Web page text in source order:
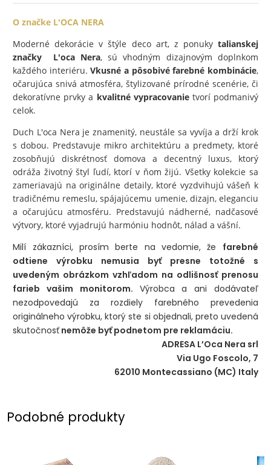
O značke L'OCA NERA
Moderné dekorácie v štýle deco art, z ponuky talianskej
značky L'oca Nera, sú vhodným dizajnovým doplnkom
každého interiéru.Vkusné a pôsobivé farebné kombinácie,
očarujúca snivá atmosféra, štylizované prírodné scenérie, či
dekoratívne prvky a kvalitné vypracovanietvorí podmanivý
celok.
Duch L'oca Nera je znamenitý, neustále sa vyvíja a drží krok
s dobou. Predstavuje mikro architektúru a predmety, ktoré
zosobňujú diskrétnosť domova a decentný luxus, ktorý
odráža životný štyl ľudí, ktorí v ňom žijú. Všetky kolekcie sa
zameriavajú na originálne detaily, ktoré vyzdvihujú vášeň k
tradičnému remeslu, spájajúcemu umenie, dizajn, eleganciu
a očarujúcu atmosféru. Predstavujú nádherné, nadčasové
výtvory, ktoré vyjadrujú harmóniu hodnôt, nálad a vášní.
Milí zákazníci, prosím berte na vedomie, že farebné
odtiene výrobku nemusia byť presne totožné s
uvedeným obrázkom vzhľadom na odlišnosť prenosu
farieb vašim monitorom. Výrobca a ani dodávateľ
nezodpovedajú za rozdiely farebného prevedenia
originálneho výrobku, ktorý ste si objednali, preto uvedená
skutočnosť nemôže byť podnetom pre reklamáciu.
ADRESA L’Oca Nera srl
Via Ugo Foscolo, 7
62010 Montecassiano (MC) Italy
Podobné produkty